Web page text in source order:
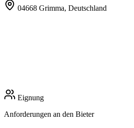
04668 Grimma, Deutschland
Eignung
Anforderungen an den Bieter